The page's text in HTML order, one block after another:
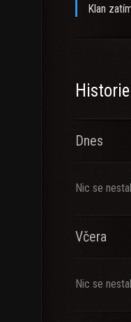
Klan
Dnes
Nic se
Včera
Nic se